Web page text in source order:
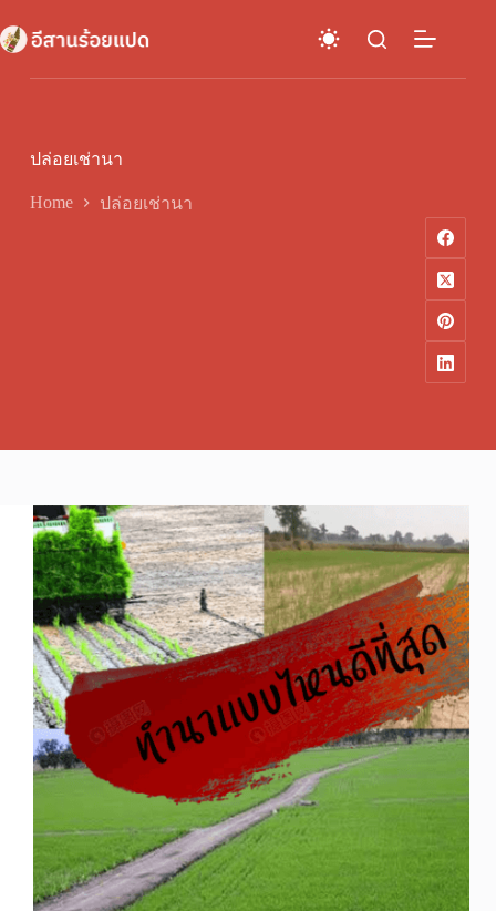
to
content
ปล่อยเช่านา
Home ปล่อยเช่านา